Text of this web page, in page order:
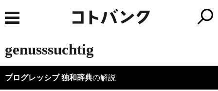
genusssuchtig
プログレッシブ 独和辞典の解説